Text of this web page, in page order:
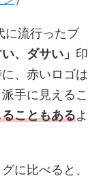
に流行ったブ
、ダサい」 印
、赤いロゴは
手に見えるこ
こともあるよ
に比べると、